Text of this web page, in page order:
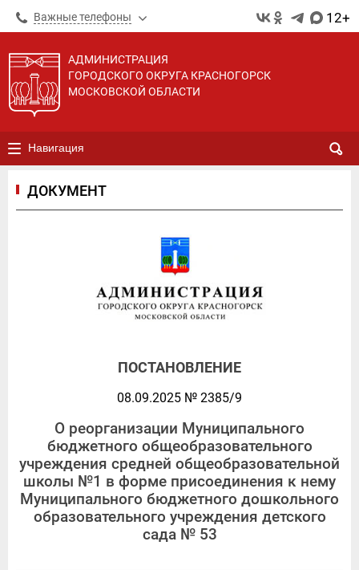
Важные телефоны 12+
АДМИНИСТРАЦИЯ
ГОРОДСКОГО ОКРУГА КРАСНОГОРСК
МОСКОВСКОЙ ОБЛАСТИ
Навигация
ДОКУМЕНТ
ПОСТАНОВЛЕНИЕ
08.09.2025 № 2385/9
О реорганизации Муниципального
бюджетного общеобразовательного
учреждения средней общеобразовательной
школы №1 в форме присоединения к нему
Муниципального бюджетного дошкольного
образовательного учреждения детского
сада № 53